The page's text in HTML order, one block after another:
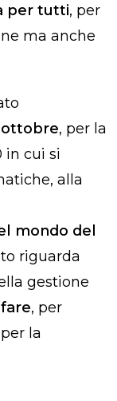
per tutti, per
ma anche
ottobre, per la
in cui si
alla
mondo del
riguarda
gestione
, per
la